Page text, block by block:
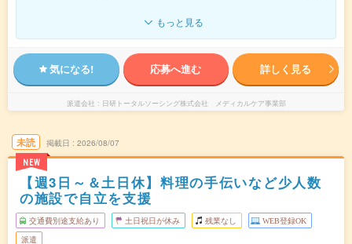
もっと見る
気になる! 応募へ進む 詳しく見る
派遣会社 日研トータルソーシング株式会社 メディカルケア事業部
未読
NEW
掲載日 2026/08/07
【週3日～＆土日休】料理の手伝いなど少人数
の施設で自立を支援
交通費別途支給あり 土日祝日が休み 残業なし WEB登録OK
派遣